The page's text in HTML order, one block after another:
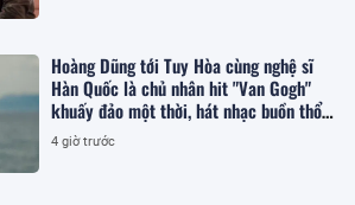
Hoàng Dũng tới Tuy Hòa cùng nghệ sĩ
Hàn Quốc là chủ nhân hit "Van Gogh"
khuấy đảo một thời, hát nhạc buồn thổn
thức
4 giờ trước